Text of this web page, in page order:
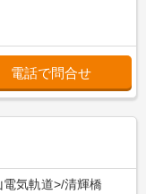
電話で問合せ
気軌道>/清輝橋